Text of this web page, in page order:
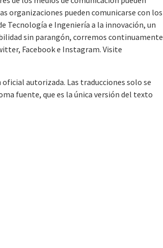
organizaciones pueden comunicarse con los
Tecnología e Ingeniería a la innovación, un
sin parangón, corremos continuamente
Facebook e Instagram. Visite
autorizada. Las traducciones solo se
fuente, que es la única versión del texto